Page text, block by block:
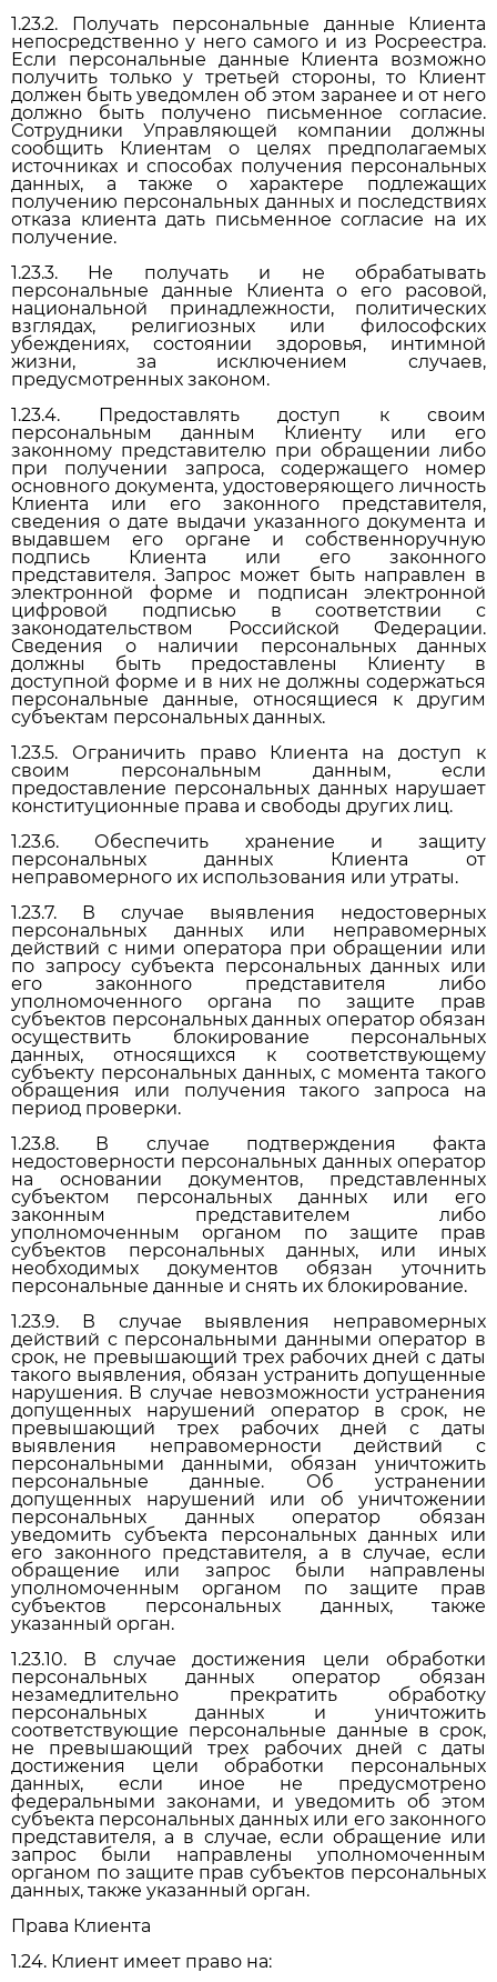
1.23.2. Получать персональные данные Клиента
непосредственно у него самого и из Росреестра.
Если персональные данные Клиента возможно
получить только у третьей стороны, то Клиент
должен быть уведомлен об этом заранее и от него
должно быть получено письменное согласие.
Сотрудники Управляющей компании должны
сообщить Клиентам о целях предполагаемых
источниках и способах получения персональных
данных, а также о характере подлежащих
получению персональных данных и последствиях
отказа клиента дать письменное согласие на их
получение.
1.23.3. Не получать и не обрабатывать
персональные данные Клиента о его расовой,
национальной принадлежности, политических
взглядах, религиозных или философских
убеждениях, состоянии здоровья, интимной
жизни, за исключением случаев,
предусмотренных законом.
1.23.4. Предоставлять доступ к своим
персональным данным Клиенту или его
законному представителю при обращении либо
при получении запроса, содержащего номер
основного документа, удостоверяющего личность
Клиента или его законного представителя,
сведения о дате выдачи указанного документа и
выдавшем его органе и собственноручную
подпись Клиента или его законного
представителя. Запрос может быть направлен в
электронной форме и подписан электронной
цифровой подписью в соответствии с
законодательством Российской Федерации.
Сведения о наличии персональных данных
должны быть предоставлены Клиенту в
доступной форме и в них не должны содержаться
персональные данные, относящиеся к другим
субъектам персональных данных.
1.23.5. Ограничить право Клиента на доступ к
своим персональным данным, если
предоставление персональных данных нарушает
конституционные права и свободы других лиц.
1.23.6. Обеспечить хранение и защиту
персональных данных Клиента от
неправомерного их использования или утраты.
1.23.7. В случае выявления недостоверных
персональных данных или неправомерных
действий с ними оператора при обращении или
по запросу субъекта персональных данных или
его законного представителя либо
уполномоченного органа по защите прав
субъектов персональных данных оператор обязан
осуществить блокирование персональных
данных, относящихся к соответствующему
субъекту персональных данных, с момента такого
обращения или получения такого запроса на
период проверки.
1.23.8. В случае подтверждения факта
недостоверности персональных данных оператор
на основании документов, представленных
субъектом персональных данных или его
законным представителем либо
уполномоченным органом по защите прав
субъектов персональных данных, или иных
необходимых документов обязан уточнить
персональные данные и снять их блокирование.
1.23.9. В случае выявления неправомерных
действий с персональными данными оператор в
срок, не превышающий трех рабочих дней с даты
такого выявления, обязан устранить допущенные
нарушения. В случае невозможности устранения
допущенных нарушений оператор в срок, не
превышающий трех рабочих дней с даты
выявления неправомерности действий с
персональными данными, обязан уничтожить
персональные данные. Об устранении
допущенных нарушений или об уничтожении
персональных данных оператор обязан
уведомить субъекта персональных данных или
его законного представителя, а в случае, если
обращение или запрос были направлены
уполномоченным органом по защите прав
субъектов персональных данных, также
указанный орган.
1.23.10. В случае достижения цели обработки
персональных данных оператор обязан
незамедлительно прекратить обработку
персональных данных и уничтожить
соответствующие персональные данные в срок,
не превышающий трех рабочих дней с даты
достижения цели обработки персональных
данных, если иное не предусмотрено
федеральными законами, и уведомить об этом
субъекта персональных данных или его законного
представителя, а в случае, если обращение или
запрос были направлены уполномоченным
органом по защите прав субъектов персональных
данных, также указанный орган.
Права Клиента
1.24. Клиент имеет право на: